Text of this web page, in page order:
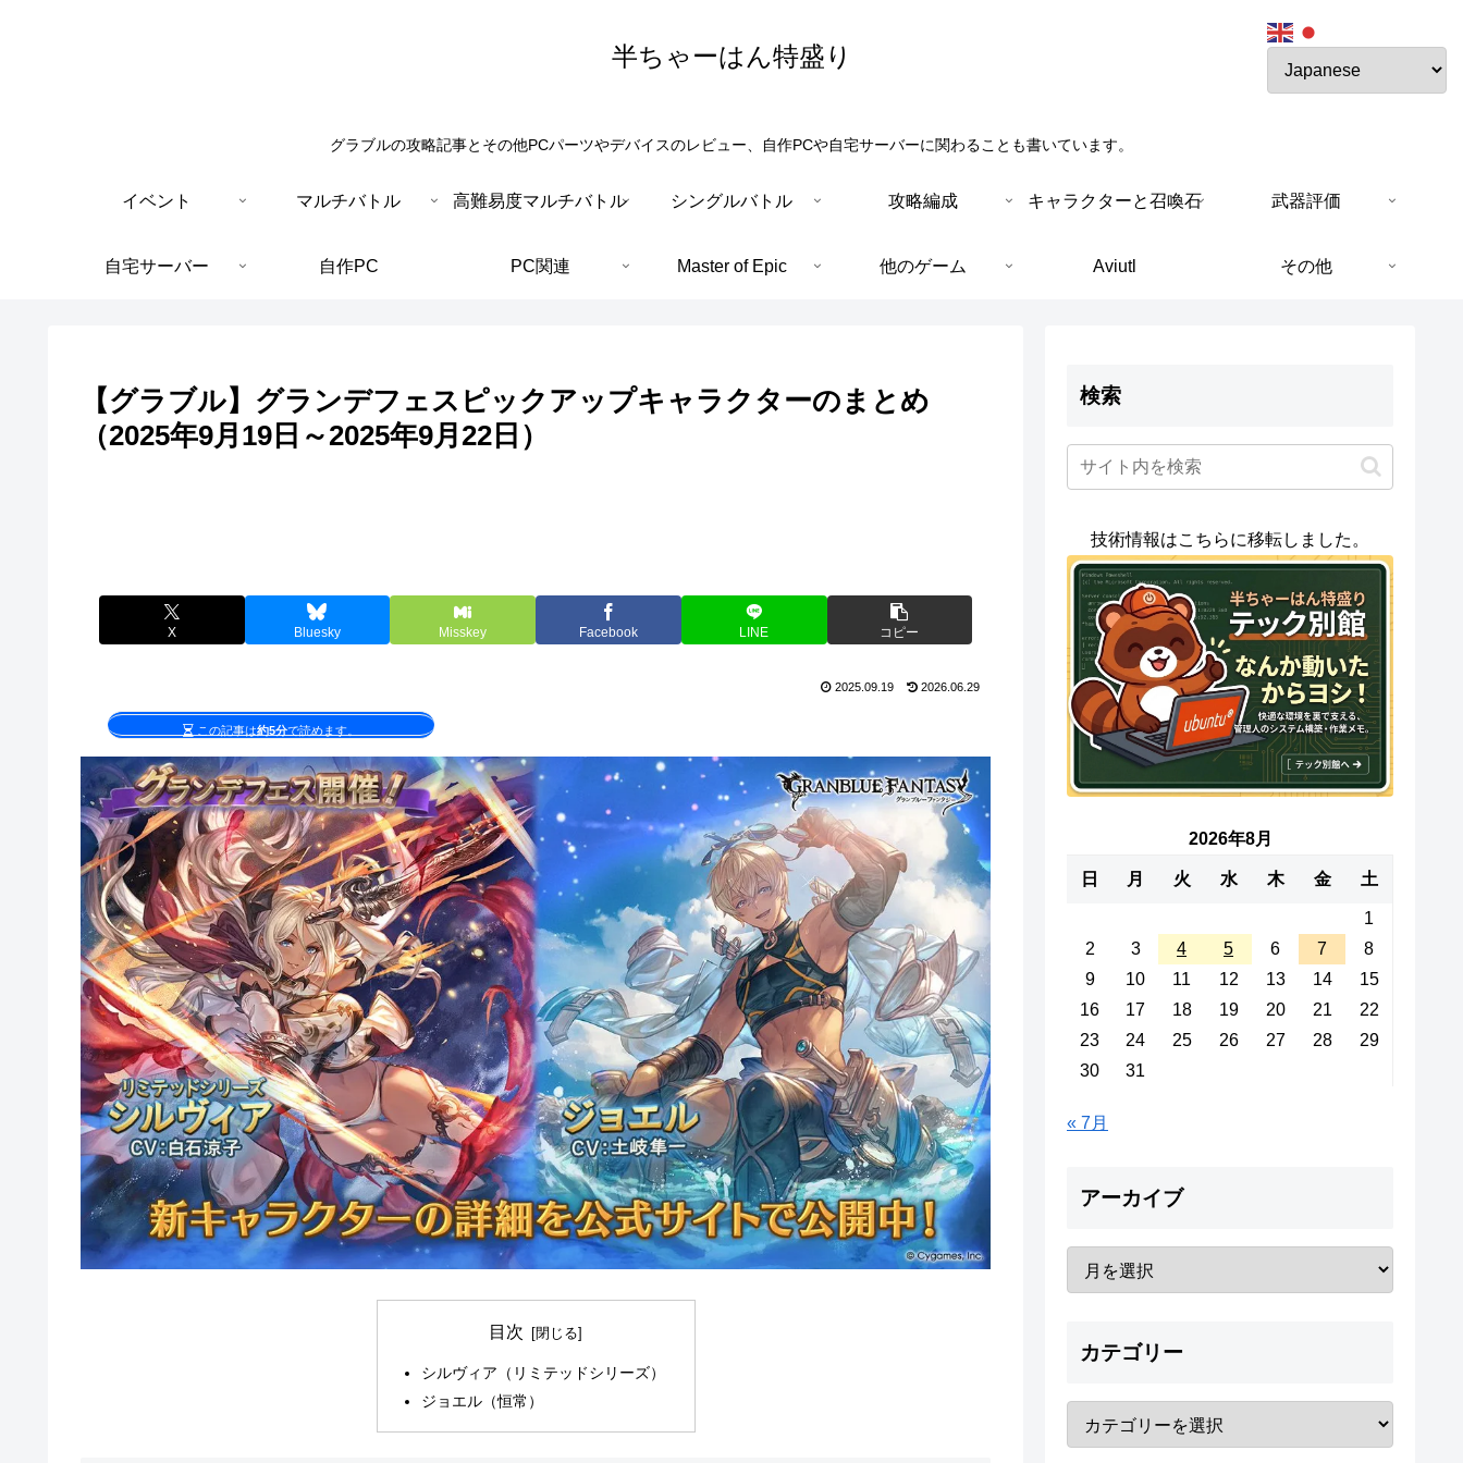
半ちゃーはん特盛り
グラブルの攻略記事とその他PCパーツやデバイスのレビュー、自作PCや自宅サーバーに関わることも書いています。
イベント マルチバトル 高難易度マルチバトル シングルバトル 攻略編成 キャラクターと召喚石 武器評価
自宅サーバー 自作PC PC関連 Master of Epic 他のゲーム Aviutl その他
【グラブル】グランデフェスピックアップキャラクターのまとめ
（2025年9月19日～2025年9月22日）
X Bluesky Misskey Facebook LINE コピー
2025.09.19 2026.06.29
この記事は約5分で読めます。
目次
シルヴィア（リミテッドシリーズ）
ジョエル（恒常）
検索
技術情報はこちらに移転しました。
2026年8月
日 月 火 水 木 金 土
1
2
3 4 5 6 7
8
9
10 11 12 13 14
15
16
17 18 19 20 21
22
23
24 25 26 27 28
29
30
31
« 7月
アーカイブ
カテゴリー